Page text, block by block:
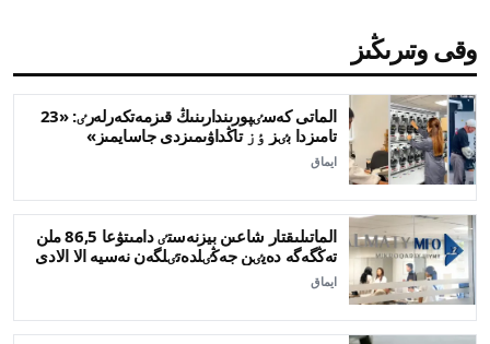
وقى وتىرىڭىز
الماتى كەسٸپورىندارىنىڭ قىزمەتكەرلەرٸ: «23
تامىزدا بٸز ٶز تاڭداۋىمىزدى جاسايمىز»
ايماق
الماتىلىقتار شاعىن بيزنەستٸ دامىتۋعا 86,5 ملن
تەڭگەگە دەيٸن جەڭٸلدەتٸلگەن نەسيە الا الادى
ايماق